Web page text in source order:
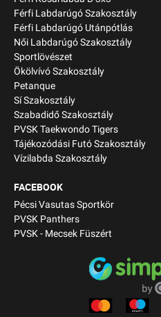
Férfi Labdarúgó Szakosztály
Férfi Labdarúgó Utánpótlás
Női Labdarúgó Szakosztály
Sportlövészet
Ökölvívó Szakosztály
Petanque
Sí Szakosztály
Szabadidő Szakosztály
PVSK Taekwondo Tigers
Tájékozódási Futó Szakosztály
Vízilabda Szakosztály
FACEBOOK
Pécsi Vasutas Sportkör
PVSK Panthers
PVSK - Mecsek Füszért